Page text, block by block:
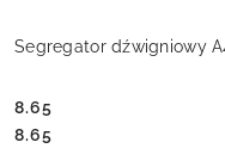
Segregator dźwigniowy
Cena:
8.65
Cena:
8.65